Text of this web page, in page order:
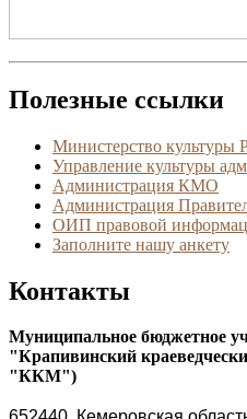
Полезные ссылки
Министерство культуры
Управление культуры
Администрация КМО
Администрация
ОИП правовой
Заполните нашу анкету
Контакты
Муниципальное бюджетное
"Крапивинский
"ККМ")